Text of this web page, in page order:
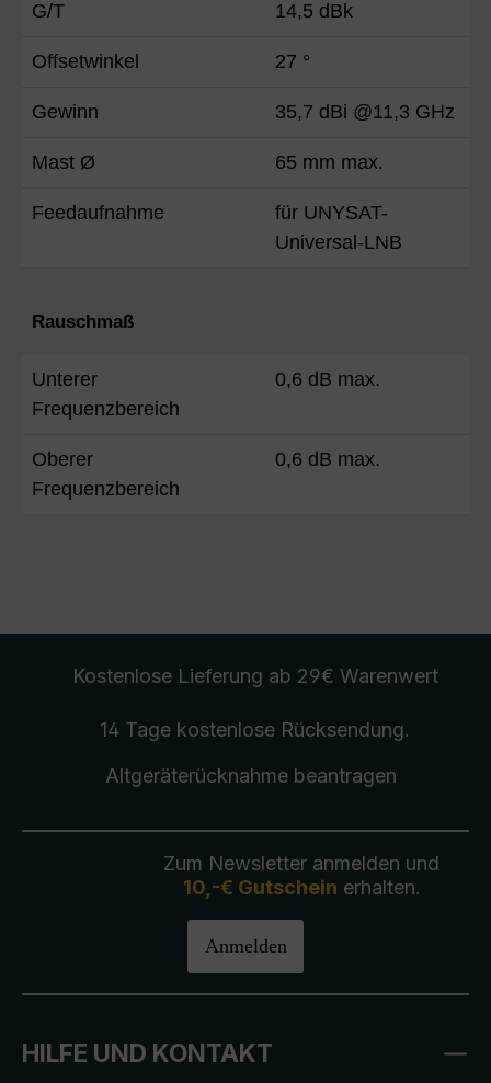
G/T 14,5 dBk
Offsetwinkel 27 °
Gewinn 35,7 dBi @11,3 GHz
Mast Ø 65 mm max.
Feedaufnahme
für UNYSAT-
Universal-LNB
Rauschmaß
Unterer
Frequenzbereich
0,6 dB max.
Oberer
Frequenzbereich
0,6 dB max.
Kostenlose Lieferung ab 29€ Warenwert
14 Tage kostenlose Rücksendung.
Altgeräterücknahmebeantragen
Zum Newsletter anmelden und
10,-€ Gutschein erhalten.
Anmelden
HILFE UND KONTAKT